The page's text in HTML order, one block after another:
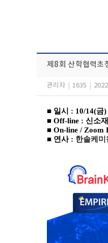
제8회 산학협력
관리자 1635
■ 일시 : 10/14(금)
■ Off-line : 신소
■ On-line / Zoom
■ 연사 : 한솔케